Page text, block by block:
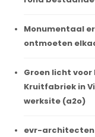
Monumentaal
ontmoeten
Groen licht
Kruitfabriek in
werksite (a2o)
evr-architecten